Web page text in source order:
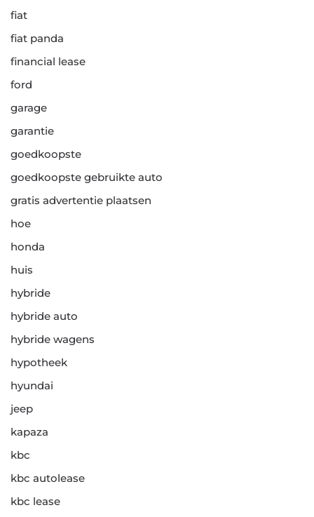
fiat
fiat panda
financial lease
ford
garage
garantie
goedkoopste
goedkoopste gebruikte auto
gratis advertentie plaatsen
hoe
honda
huis
hybride
hybride auto
hybride wagens
hypotheek
hyundai
jeep
kapaza
kbc
kbc autolease
kbc lease